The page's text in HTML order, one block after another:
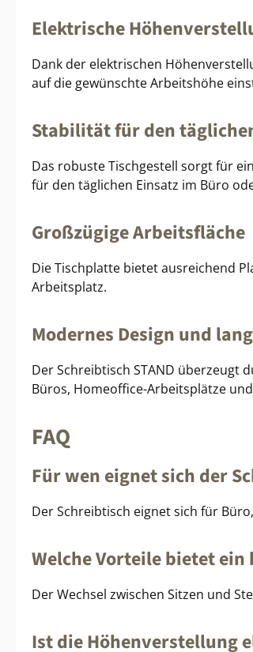
Elektrische
Dank der elektrischen
auf die gewünschte Arbeitshöhe
Stabilität für den
Das robuste Tischgestell sorgt für
für den täglichen Einsatz im Büro
Großzügige Arbeitsfläche
Die Tischplatte bietet ausreichend
Arbeitsplatz.
Modernes Design und
Der Schreibtisch STAND überzeugt
Büros, Homeoffice-Arbeitsplätze
FAQ
Für wen eignet sich der
Der Schreibtisch eignet sich für
Welche Vorteile bietet
Der Wechsel zwischen Sitzen und
Ist die Höhenverstellung